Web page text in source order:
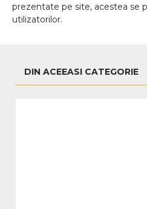
prezentate pe site, acestea se
utilizatorilor.
DIN ACEEASI CATEGORIE